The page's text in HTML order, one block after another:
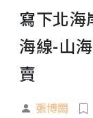
寫下北海
海線-山
賣
張博閎